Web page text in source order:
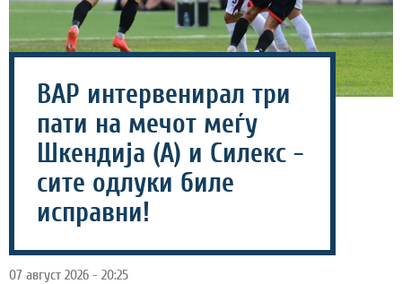
ВАР интервенирал три
пати на мечот меѓу
Шкендија (А) и Силекс -
сите одлуки биле
исправни!
07 август 2026 - 20:25